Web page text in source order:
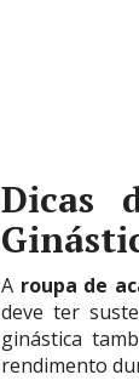
Dicas
A roupa de
deve ter
ginástica
rendimento